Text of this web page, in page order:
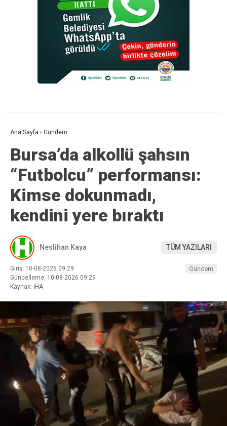
Ana Sayfa › Gündem
Bursa’da alkollü şahsın
“Futbolcu” performansı:
Kimse dokunmadı,
kendini yere bıraktı
Neslihan Kaya TÜM YAZILARI
Giriş: 10-08-2026 09:29
Güncelleme: 10-08-2026 09:29
Kaynak: İHA
Gündem